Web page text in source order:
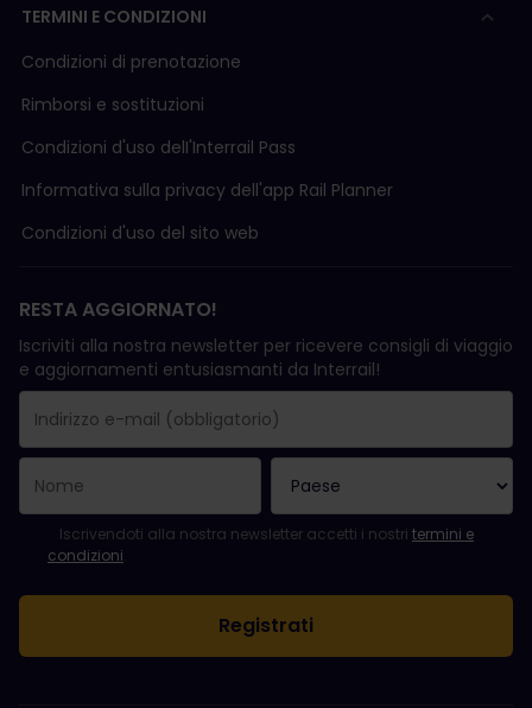
TERMINI E CONDIZIONI
Condizioni di prenotazione
Rimborsi e sostituzioni
Condizioni d'uso delI'Interrail Pass
Informativa sulla privacy dell'app Rail Planner
Condizioni d'uso del sito web
RESTA AGGIORNATO!
Iscriviti alla nostra newsletter per ricevere consigli di viaggio
e aggiornamenti entusiasmanti da Interrail!
La registrazione è avvenuta con successo.
Il campo "Indirizzo e-mail" è obbligatorio.
L'indirizzo e-mail non è valido.
Si è verificato un errore durante l'iscrizione alla newsletter.
Sei già iscritto a questa newsletter!
Per iscriversi alla newsletter, accettare i termini e le condizioni.
Iscrivendoti alla nostra newsletter accetti i nostri termini e
condizioni.